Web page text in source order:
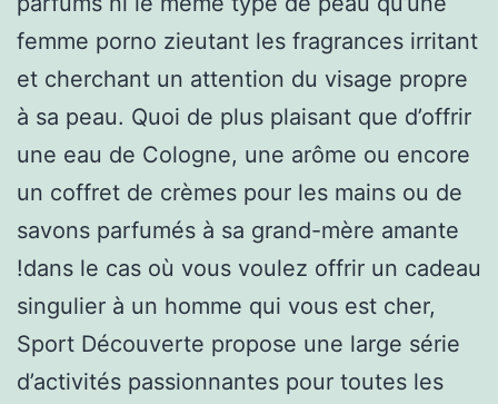
femme porno zieutant les fragrances irritant
et cherchant un attention du visage propre
à sa peau. Quoi de plus plaisant que d’offrir
une eau de Cologne, une arôme ou encore
un coffret de crèmes pour les mains ou de
savons parfumés à sa grand-mère amante
!dans le cas où vous voulez offrir un cadeau
singulier à un homme qui vous est cher,
Sport Découverte propose une large série
d’activités passionnantes pour toutes les